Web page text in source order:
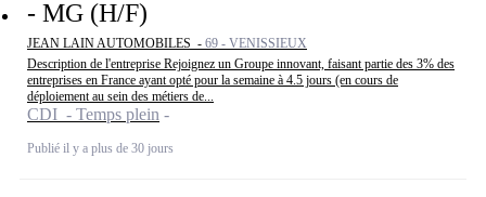
- MG (H/F)
JEAN LAIN AUTOMOBILES - 69 - VENISSIEUX
Description de l'entreprise Rejoignez un Groupe innovant, faisant partie des 3% des
entreprises en France ayant opté pour la semaine à 4.5 jours (en cours de
déploiement au sein des métiers de...
CDI - Temps plein
Publié il y a plus de 30 jours